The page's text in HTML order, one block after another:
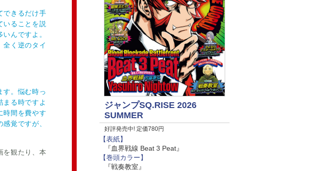
できるだけ手
いることを説
んですよ。
全く逆のタイ
。悩む時っ
まる時ですよ
時間を費やす
覚ですが、
を観たり、本
ジャンプSQ.RISE 2026
SUMMER
好評発売中! 定価780円
【表紙】
『血界戦線 Beat 3 Peat』
【巻頭カラー】
『戦奏教室』